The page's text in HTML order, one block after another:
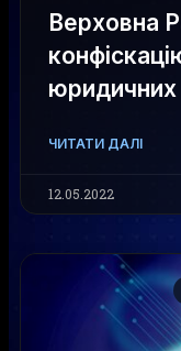
Верховна
юридичних
ЧИТАТИ ДАЛІ
12.05.2022